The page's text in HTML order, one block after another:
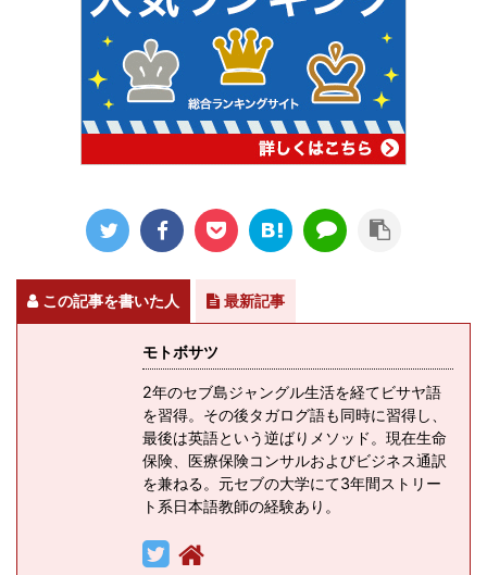
この記事を書いた人 最新記事
モトボサツ
2年のセブ島ジャングル生活を経てビサヤ語
を習得。その後タガログ語も同時に習得し、
最後は英語という逆ばりメソッド。現在生命
保険、医療保険コンサルおよびビジネス通訳
を兼ねる。元セブの大学にて3年間ストリー
ト系日本語教師の経験あり。